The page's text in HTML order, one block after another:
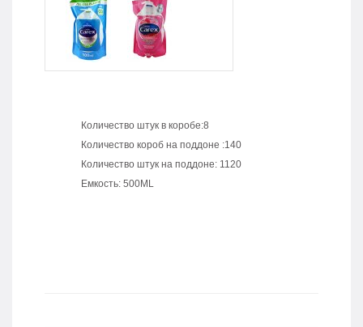
Количество штук в коробе:8
Количество короб на поддоне :140
Количество штук на поддоне: 1120
Емкость: 500ML